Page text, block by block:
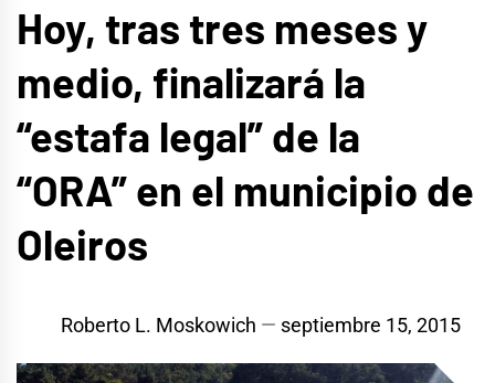
Hoy, tras tres meses y
medio, finalizará la
“estafa legal” de la
“ORA” en el municipio de
Oleiros
Roberto L. Moskowich septiembre 15, 2015